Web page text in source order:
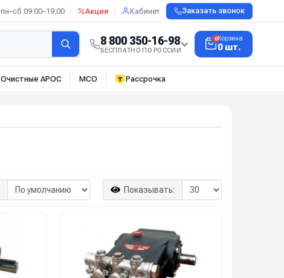
пн–сб 09:00–19:00 Акции Кабинет Заказать звонок
8 800 350-16-98
БЕСПЛАТНО ПО РОССИИ
0Корзина
0 шт.
Очистные АРОС МСО Рассрочка
Показывать: